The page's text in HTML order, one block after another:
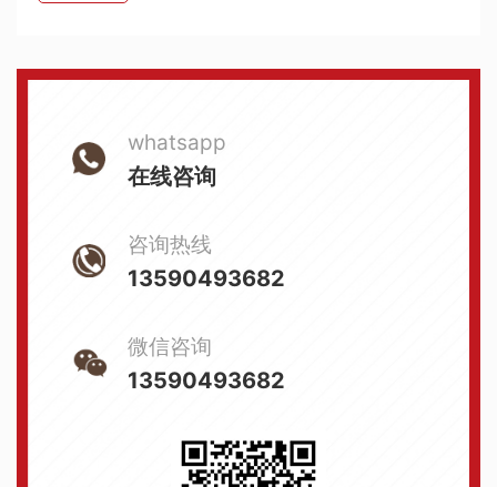
whatsapp
在线咨询
咨询热线
13590493682
微信咨询
13590493682